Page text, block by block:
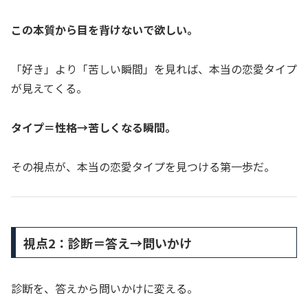
この本質から目を背けないで欲しい。
「好き」より「苦しい瞬間」を見れば、本当の恋愛タイプ
が見えてくる。
タイプ＝性格→苦しくなる瞬間。
その視点が、本当の恋愛タイプを見つける第一歩だ。
視点2：診断＝答え→問いかけ
診断を、答えから問いかけに変える。